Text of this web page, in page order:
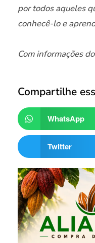
por todos aqueles
conhecê-lo e
Com informações
Compartilhe
WhatsApp
Twitter